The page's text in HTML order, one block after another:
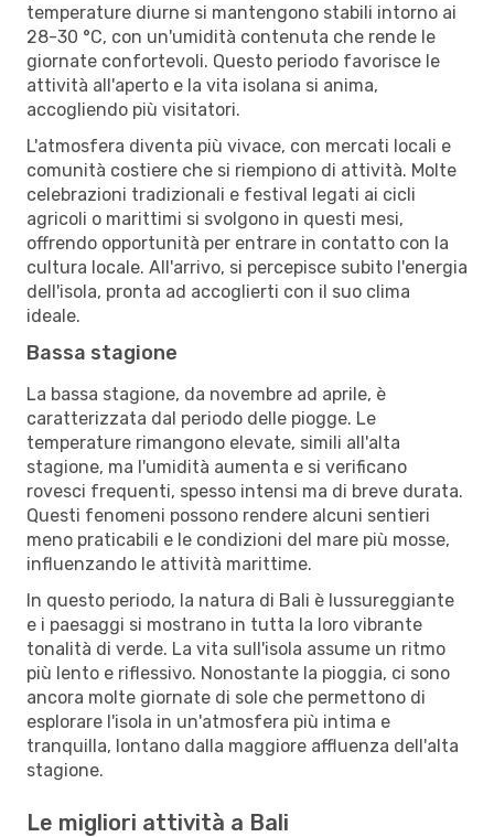
temperature diurne si mantengono stabili intorno ai
28-30 °C, con un'umidità contenuta che rende le
giornate confortevoli. Questo periodo favorisce le
attività all'aperto e la vita isolana si anima,
accogliendo più visitatori.
L'atmosfera diventa più vivace, con mercati locali e
comunità costiere che si riempiono di attività. Molte
celebrazioni tradizionali e festival legati ai cicli
agricoli o marittimi si svolgono in questi mesi,
offrendo opportunità per entrare in contatto con la
cultura locale. All'arrivo, si percepisce subito l'energia
dell'isola, pronta ad accoglierti con il suo clima
ideale.
Bassa stagione
La bassa stagione, da novembre ad aprile, è
caratterizzata dal periodo delle piogge. Le
temperature rimangono elevate, simili all'alta
stagione, ma l'umidità aumenta e si verificano
rovesci frequenti, spesso intensi ma di breve durata.
Questi fenomeni possono rendere alcuni sentieri
meno praticabili e le condizioni del mare più mosse,
influenzando le attività marittime.
In questo periodo, la natura di Bali è lussureggiante
e i paesaggi si mostrano in tutta la loro vibrante
tonalità di verde. La vita sull'isola assume un ritmo
più lento e riflessivo. Nonostante la pioggia, ci sono
ancora molte giornate di sole che permettono di
esplorare l'isola in un'atmosfera più intima e
tranquilla, lontano dalla maggiore affluenza dell'alta
stagione.
Le migliori attività a Bali